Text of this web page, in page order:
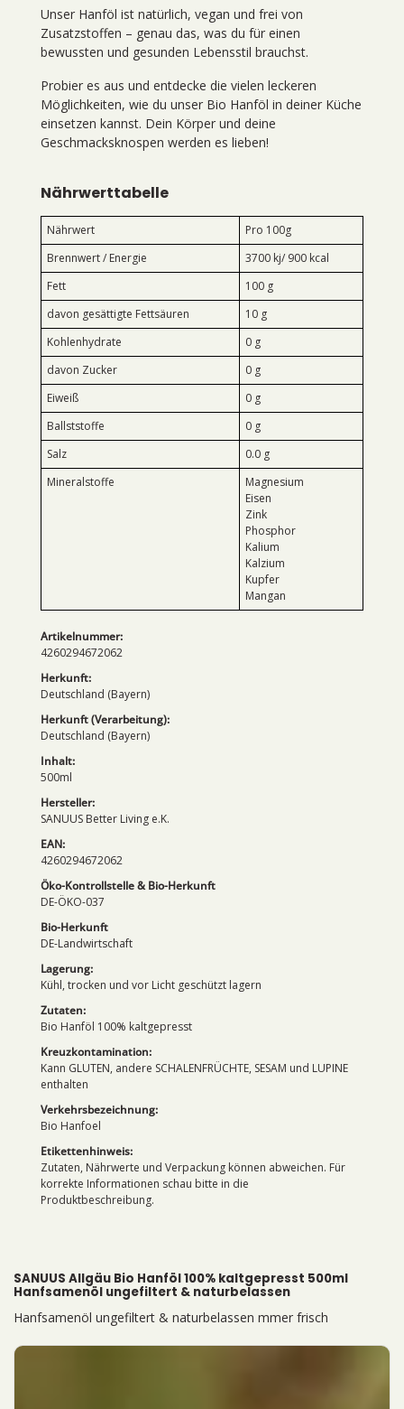
Unser Hanföl ist natürlich, vegan und frei von
Zusatzstoffen – genau das, was du für einen
bewussten und gesunden Lebensstil brauchst.
Probier es aus und entdecke die vielen leckeren
Möglichkeiten, wie du unser Bio Hanföl in deiner Küche
einsetzen kannst. Dein Körper und deine
Geschmacksknospen werden es lieben!
Nährwerttabelle
Nährwert
Pro 100g
Brennwert / Energie
3700 kj/ 900 kcal
Fett
100 g
davon gesättigte Fettsäuren
10 g
Kohlenhydrate
0 g
davon Zucker
0 g
Eiweiß
0 g
Ballststoffe
0 g
Salz
0.0 g
Mineralstoffe
Magnesium
Eisen
Zink
Phosphor
Kalium
Kalzium
Kupfer
Mangan
Artikelnummer:
4260294672062
Herkunft:
Deutschland (Bayern)
Herkunft (Verarbeitung):
Deutschland (Bayern)
Inhalt:
500ml
Hersteller:
SANUUS Better Living e.K.
EAN:
4260294672062
Öko-Kontrollstelle & Bio-Herkunft
DE-ÖKO-037
Bio-Herkunft
DE-Landwirtschaft
Lagerung:
Kühl, trocken und vor Licht geschützt lagern
Zutaten:
Bio Hanföl 100% kaltgepresst
Kreuzkontamination:
Kann GLUTEN, andere SCHALENFRÜCHTE, SESAM und LUPINE
enthalten
Verkehrsbezeichnung:
Bio Hanfoel
Etikettenhinweis:
Zutaten, Nährwerte und Verpackung können abweichen. Für
korrekte Informationen schau bitte in die
Produktbeschreibung.
SANUUS Allgäu Bio Hanföl 100% kaltgepresst 500ml
Hanfsamenöl ungefiltert & naturbelassen
Hanfsamenöl ungefiltert & naturbelassen mmer frisch